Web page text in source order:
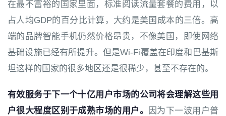
在最不富裕的国家里面，标准阅读流量套餐的费用，以
占人均GDP的百分比计算，大约是美国成本的三倍。高
端的品牌智能手机仍然价格昂贵，不像美国，即使网络
基础设施已经有所提升。但是Wi-Fi覆盖在印度和巴基斯
坦这样的国家的很多地区还是很稀少，甚至不存在的。
有效服务于下一个十亿用户市场的公司将会理解这些用
户很大程度区别于成熟市场的用户。
因为下一波用户普